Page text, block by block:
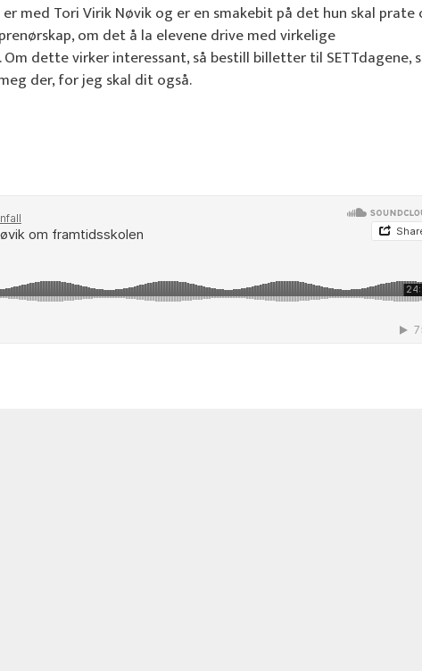
med Tori Virik Nøvik og er en smakebit på det hun skal prate
om det å la elevene drive med virkelige
dette virker interessant, så bestill billetter til SETTdagene,
der, for jeg skal dit også.